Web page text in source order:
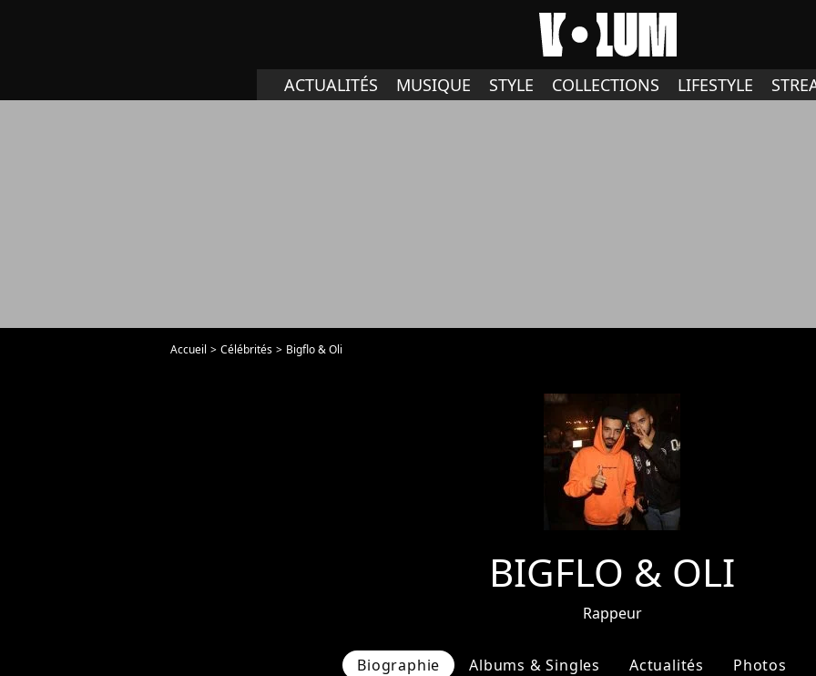
ACTUALITÉS MUSIQUE STYLE COLLECTIONS LIFESTYLE
Accueil Célébrités Bigflo & Oli
BIGFLO & OLI
Rappeur
Biographie Albums & Singles Actualités Photos